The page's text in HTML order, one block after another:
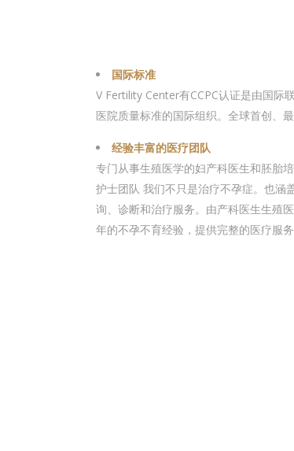
国际标准
V Fertility Center有CCPC认证是由国际
医院质量标准的国际组织。全球首创、
经验丰富的医疗团队
专门从事生殖医学的妇产科医生和胚胎
护士团队 我们不只是治疗不孕症。也涵
询、诊断和治疗服务。由产科医生生殖
年的不孕不育经验，提供完整的医疗服